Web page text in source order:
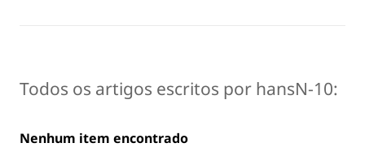
Todos os artigos escritos por hansN-10:
Nenhum item encontrado